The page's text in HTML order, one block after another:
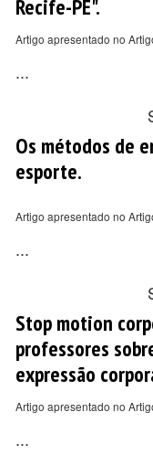
Recife-PE".
Artigo apresentado no
...
Os métodos de
esporte.
Artigo apresentado no
...
Stop motion
professores
expressão
Artigo apresentado no
...